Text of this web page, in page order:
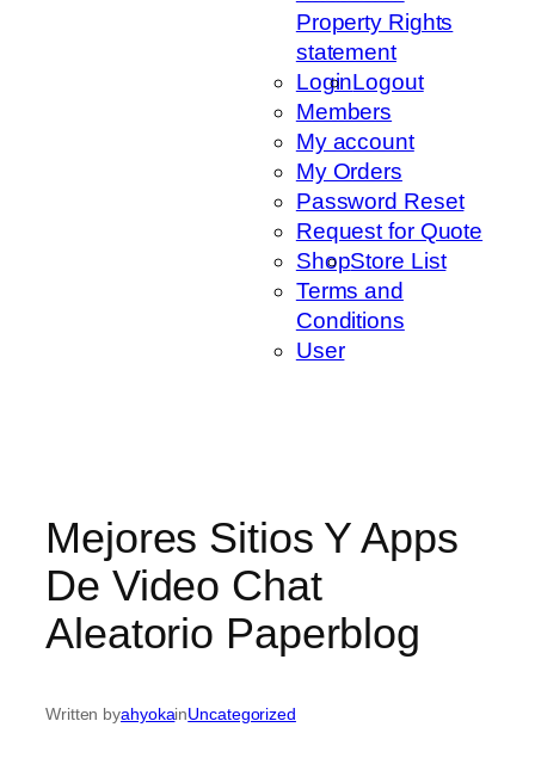
Property Rights
statement
LoginLogout
Members
My account
My Orders
Password Reset
Request for Quote
ShopStore List
Terms and
Conditions
User
Mejores Sitios Y Apps
De Video Chat
Aleatorio Paperblog
Written byahyokainUncategorized